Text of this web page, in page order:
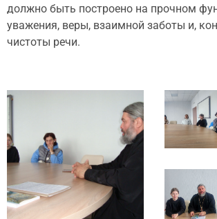
должно быть построено на прочном
уважения, веры, взаимной заботы и,
чистоты речи.